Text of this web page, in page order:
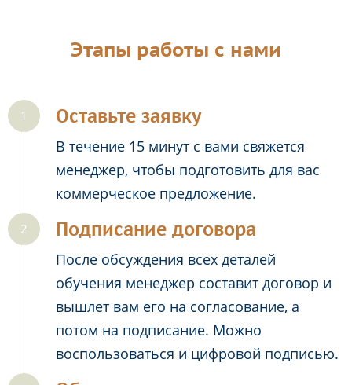
Этапы работы с нами
Оставьте заявку
В течение 15 минут с вами свяжется
менеджер, чтобы подготовить для вас
коммерческое предложение.
Подписание договора
После обсуждения всех деталей
обучения менеджер составит договор и
вышлет вам его на согласование, а
потом на подписание. Можно
воспользоваться и цифровой подписью.